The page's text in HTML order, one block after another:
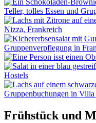
Frühstück und